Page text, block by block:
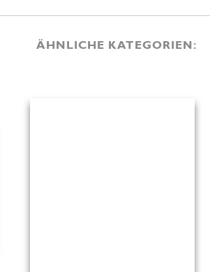
ÄHNLICHE KATEGORIEN: